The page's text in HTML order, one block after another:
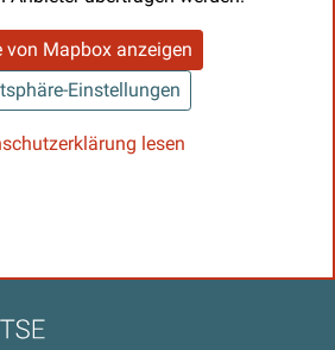
von Mapbox anzeigen
Einstellungen
lesen